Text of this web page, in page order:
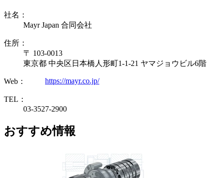
社名：
Mayr Japan 合同会社
住所：
〒 103-0013
東京都 中央区日本橋人形町1-1-21 ヤマジョウビル6階
Web： https://mayr.co.jp/
TEL：
03-3527-2900
おすすめ情報